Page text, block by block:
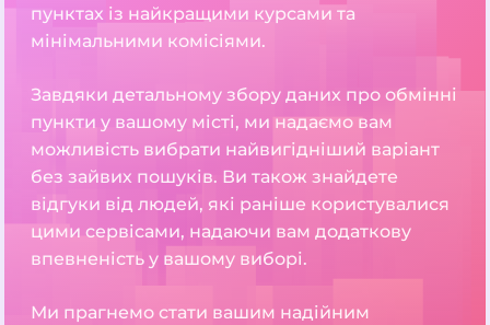
пунктах із найкращими курсами та
мінімальними комісіями.
Завдяки детальному збору даних про обмінні
пункти у вашому місті, ми надаємо вам
можливість вибрати найвигідніший варіант
без зайвих пошуків. Ви також знайдете
відгуки від людей, які раніше користувалися
цими сервісами, надаючи вам додаткову
впевненість у вашому виборі.
Ми прагнемо стати вашим надійним